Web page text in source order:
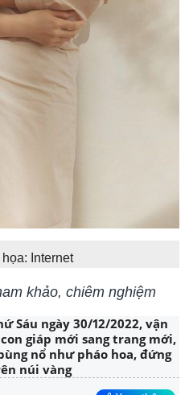
Internet
khảo, chiêm nghiệm
Sáu ngày 30/12/2022, vận
giáp mới sang trang mới,
nổ như pháo hoa, đứng
núi vàng